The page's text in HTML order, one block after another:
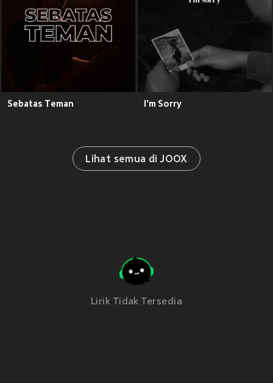
Sebatas Teman I'm Sorry
Lihat semua di JOOX
Lirik Tidak Tersedia